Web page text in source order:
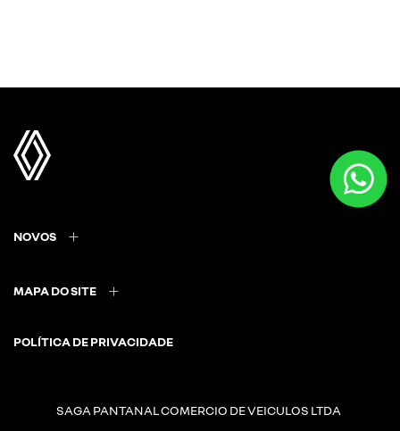
NOVOS
MAPA DO SITE
POLÍTICA DE PRIVACIDADE
SAGA PANTANAL COMERCIO DE VEICULOS LTDA